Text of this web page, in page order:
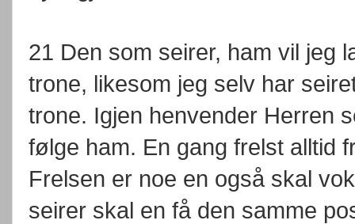
21 Den som seirer, ham vil jeg
trone, likesom jeg selv har
trone. Igjen henvender Herren
følge ham. En gang frelst alltid
Frelsen er noe en også skal
seirer skal en få den samme